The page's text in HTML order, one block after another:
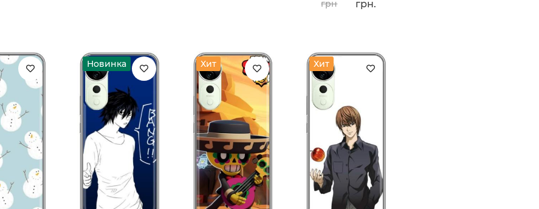
грн
грн.
Новинка Хит Хит